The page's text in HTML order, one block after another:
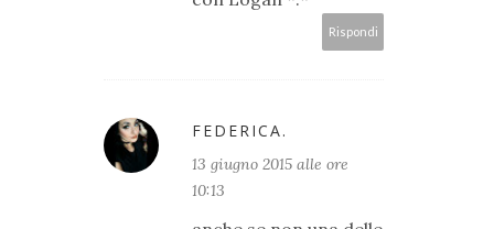
Rispondi
FEDERICA.
13 giugno 2015 alle ore
10:13